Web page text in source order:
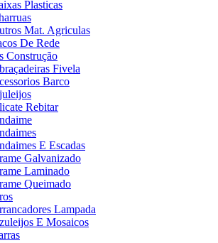
Plasticas
Mat. Agriculas
De Rede
Construção
Fivela
Barco
Rebitar
E Escadas
Galvanizado
Laminado
Queimado
Lampada
E Mosaicos